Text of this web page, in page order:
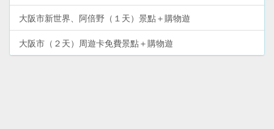
大阪市新世界、阿倍野（１天）景點＋購物遊
大阪市（２天）周遊卡免費景點＋購物遊